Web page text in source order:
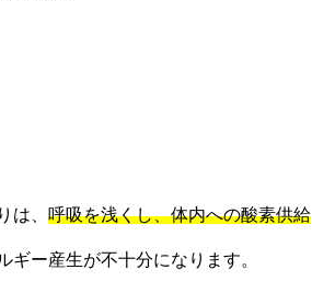
は、 呼吸を浅くし、体内への酸素供給
ー産生が不十分になります。